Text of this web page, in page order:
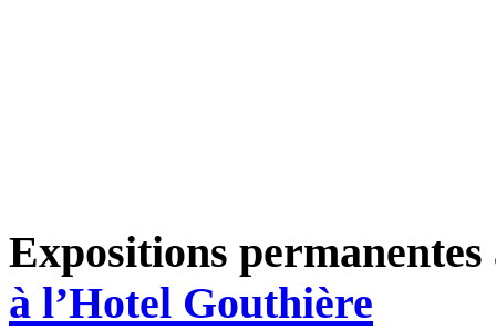
Expositions permanentes
à l’Hotel Gouthière